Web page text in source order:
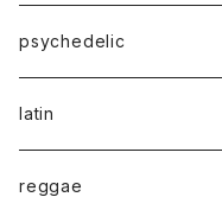
psychedelic
latin
reggae